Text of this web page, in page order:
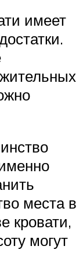
имеет
места в
кровати,
могут